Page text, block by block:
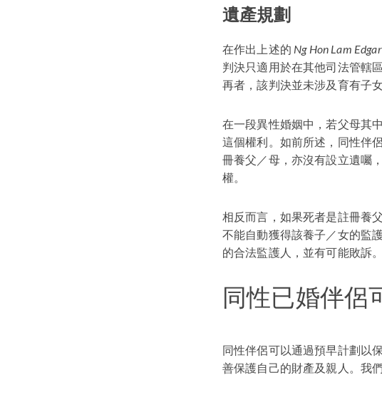
遺產規劃
在作出上述的 Ng Hon Lam Edgar
判決只適用於在其他司法管轄
再者，該判決並未涉及育有子
在一段異性婚姻中，若父母其
這個權利。如前所述，同性伴
冊養父／母，亦沒有設立遺囑
權。
相反而言，如果死者是註冊養
不能自動獲得該養子／女的監
的合法監護人，並有可能敗訴。
同性已婚伴侶
同性伴侶可以通過預早計劃以
善保護自己的財產及親人。我